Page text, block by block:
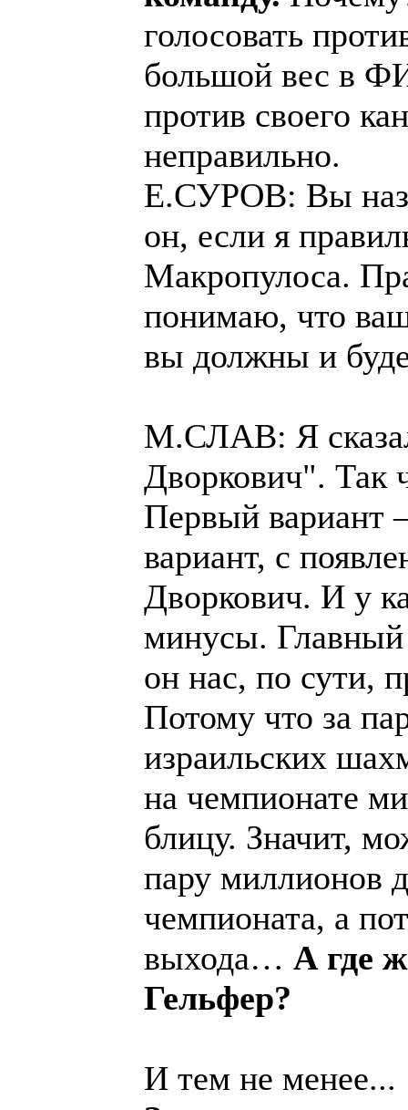
голосовать
большой вес в
против своего
неправильно.
Е.СУРОВ: Вы
он, если я
Макропулоса.
понимаю, что
вы должны и
М.СЛАВ: Я
Дворкович". Так
Первый вариант
вариант, с
Дворкович. И у
минусы.
он нас, по сути,
Потому что за
израильских
на чемпионате
блицу. Значит,
пару миллионов
чемпионата, а
выхода… А где
Гельфер?
И тем не менее...